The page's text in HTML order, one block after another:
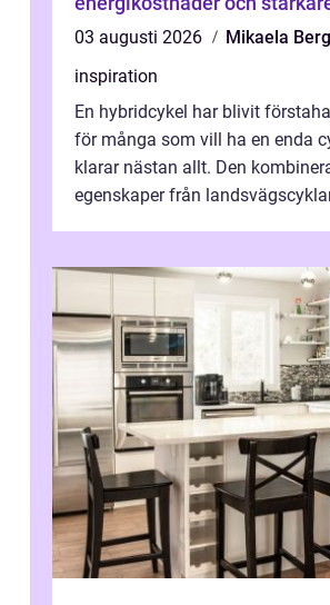
03 augusti 2026
Mikaela
inspiration
En hybridcykel har blivit
för många som vill ha en enda
klarar nästan allt. Den
egenskaper från